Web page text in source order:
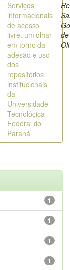
Serviços
informacionais
de acesso
livre: um olhar
em torno da
adesão e uso
dos
repositórios
institucionais
da
Universidade
Tecnológica
Federal do
Paraná
de
1
1
1
1